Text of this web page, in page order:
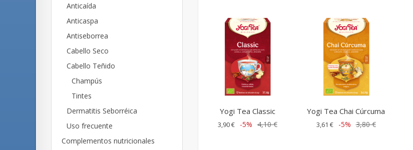
Anticaída
Anticaspa
Antiseborrea
Cabello Seco
Cabello Teñido
Champús
Tintes
Dermatitis Seborréica
Uso frecuente
Complementos nutricionales
Yogi Tea Classic
3,90 € -5% 4,10 €
Yogi Tea Chai Cúrcuma
3,61 € -5% 3,80 €